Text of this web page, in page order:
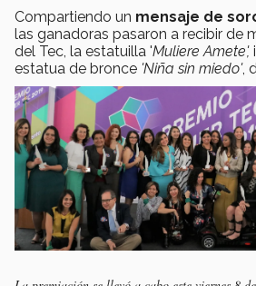
Compartiendo un mensaje de
las ganadoras pasaron a recibir de
del Tec, la estatuilla 'Muliere Amete',
estatua de bronce 'Niña sin miedo',